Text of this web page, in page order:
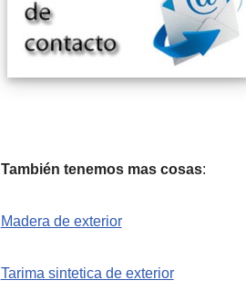
También tenemos mas cosas:
Madera de exterior
Tarima sintetica de exterior